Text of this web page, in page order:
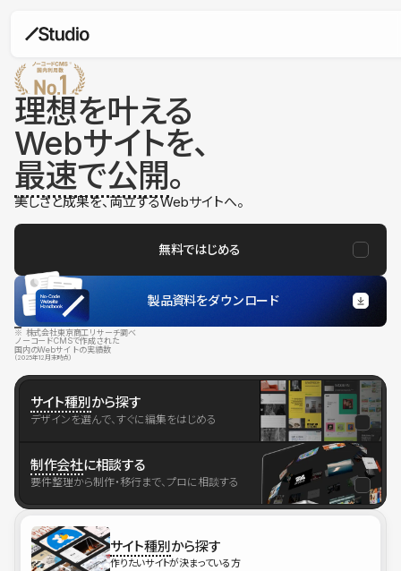
理想を叶える
Webサイトを、
最速で公開。
美しさと成果を、両立するWebサイトへ。
無料ではじめる
製品資料をダウンロード
※ 株式会社東京商工リサーチ調べ
ノーコードCMSで作成された
国内のWebサイトの実績数
（2025年12月末時点）
サイト種別から探す
デザインを選んで、すぐに編集をはじめる
制作会社に相談する
要件整理から制作・移行まで、プロに相談する
サイト種別から探す
作りたいサイトが決まっている方